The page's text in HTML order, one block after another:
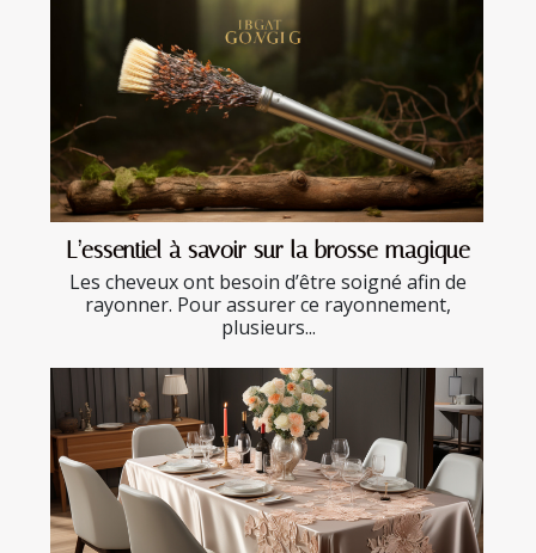
L’essentiel à savoir sur la brosse magique
Les cheveux ont besoin d’être soigné afin de
rayonner. Pour assurer ce rayonnement,
plusieurs...